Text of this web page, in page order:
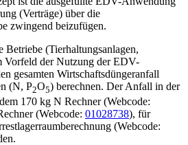
(Verträge) über die
zwingend beizufügen.
(Tierhaltungsanlagen,
Vorfeld der Nutzung der EDV-
gesamten Wirtschaftsdüngeranfall
(N, P2O5) berechnen. Der Anfall in der
170 kg N Rechner (Webcode:
(Webcode: 01028738), für
(Webcode: